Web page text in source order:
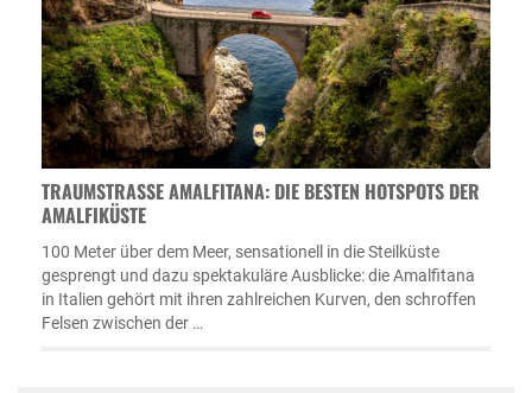
TRAUMSTRASSE AMALFITANA: DIE BESTEN HOTSPOTS DER A
MALFIKÜSTE
100 Meter über dem Meer, sensationell in die Steilküste
gesprengt und dazu spektakuläre Ausblicke: die Amalfitana
in Italien gehört mit ihren zahlreichen Kurven, den schroffen
Felsen zwischen der …